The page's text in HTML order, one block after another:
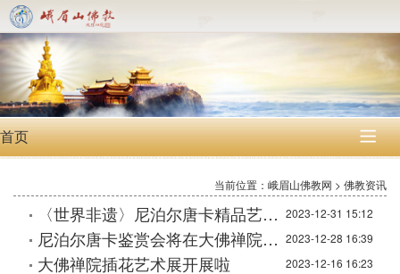
首页 
当前位置：峨眉山佛教网 > 佛教资讯
2023-12-31 15:12
〈世界非遗〉尼泊尔唐卡精品艺术展开展
2023-12-28 16:39
尼泊尔唐卡鉴赏会将在大佛禅院非遗工坊举行
2023-12-16 16:23
大佛禅院插花艺术展开展啦